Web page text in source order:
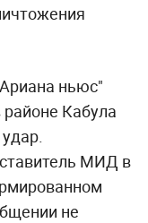
ньюс"
Кабула
МИД в
не